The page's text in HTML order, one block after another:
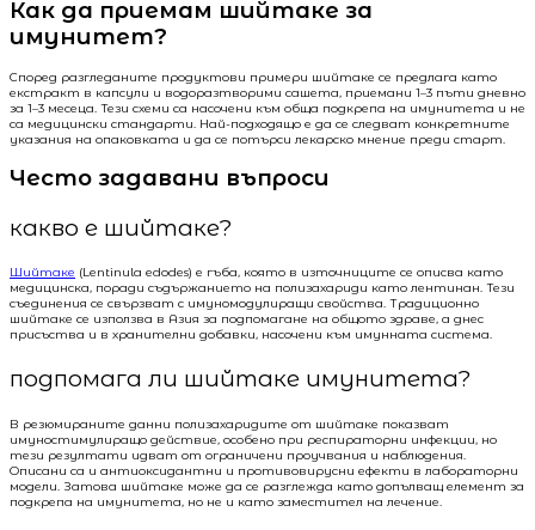
Как да приемам шийтаке за
имунитет?
Според разгледаните продуктови примери шийтаке се предлага като
екстракт в капсули и водоразтворими сашета, приемани 1–3 пъти дневно
за 1–3 месеца. Тези схеми са насочени към обща подкрепа на имунитета и не
са медицински стандарти. Най-подходящо е да се следват конкретните
указания на опаковката и да се потърси лекарско мнение преди старт.
Често задавани въпроси
какво е шийтаке?
Шийтаке (Lentinula edodes) е гъба, която в източниците се описва като
медицинска, поради съдържанието на полизахариди като лентинан. Тези
съединения се свързват с имуномодулиращи свойства. Традиционно
шийтаке се използва в Азия за подпомагане на общото здраве, а днес
присъства и в хранителни добавки, насочени към имунната система.
подпомага ли шийтаке имунитета?
В резюмираните данни полизахаридите от шийтаке показват
имуностимулиращо действие, особено при респираторни инфекции, но
тези резултати идват от ограничени проучвания и наблюдения.
Описани са и антиоксидантни и противовирусни ефекти в лабораторни
модели. Затова шийтаке може да се разглежда като допълващ елемент за
подкрепа на имунитета, но не и като заместител на лечение.